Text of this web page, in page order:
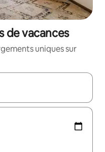
de vacances
uniques sur
utilisez les flèches vers le